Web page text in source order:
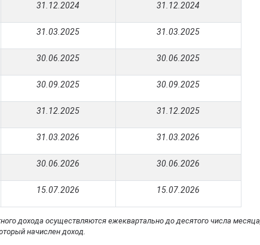
31.12.2024 31.12.2024
31.03.2025 31.03.2025
30.06.2025 30.06.2025
30.09.2025 30.09.2025
31.12.2025 31.12.2025
31.03.2026 31.03.2026
30.06.2026 30.06.2026
15.07.2026 15.07.2026
дохода осуществляются ежеквартально до десятого числа месяца,
начислен доход.